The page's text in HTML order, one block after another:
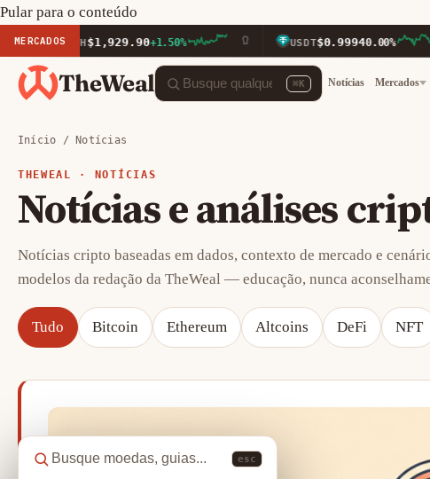
Pular para o conteúdo
MERCADOS
ETH$1,929.90+1.50% USDT $0.99940.00%
TheWeal ⌘K Notícias Mercados
esc
Início / Notícias
THEWEAL · NOTÍCIAS
Notícias e análises
Notícias cripto baseadas em dados, contexto de mercado e
modelos da redação da TheWeal — educação, nunca
Tudo Bitcoin Ethereum Altcoins DeFi NFT